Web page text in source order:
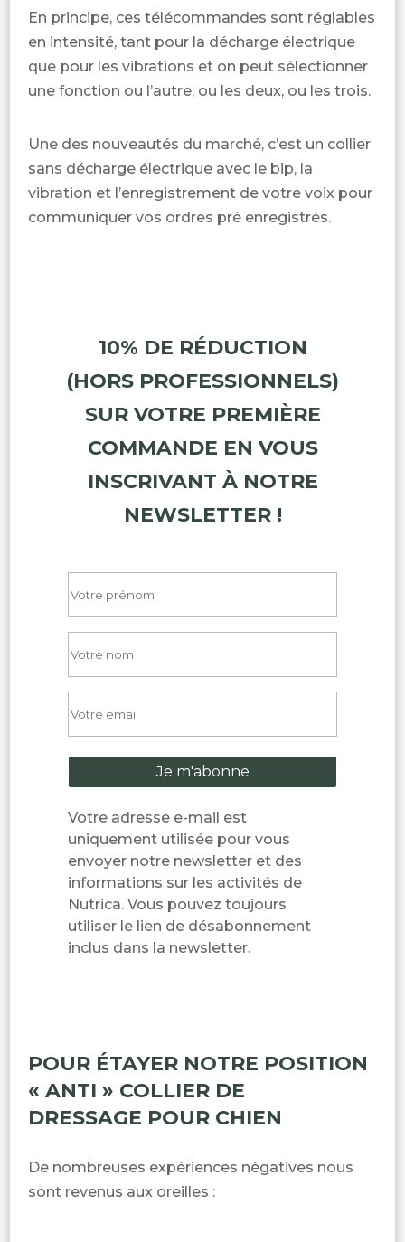
En principe, ces télécommandes sont réglables
en intensité, tant pour la décharge électrique
que pour les vibrations et on peut sélectionner
une fonction ou l’autre, ou les deux, ou les trois.
Une des nouveautés du marché, c’est un collier
sans décharge électrique avec le bip, la
vibration et l’enregistrement de votre voix pour
communiquer vos ordres pré enregistrés.
10% DE RÉDUCTION
(HORS PROFESSIONNELS)
SUR VOTRE PREMIÈRE
COMMANDE EN VOUS
INSCRIVANT À NOTRE
NEWSLETTER !
Votre adresse e-mail est
uniquement utilisée pour vous
envoyer notre newsletter et des
informations sur les activités de
Nutrica. Vous pouvez toujours
utiliser le lien de désabonnement
inclus dans la newsletter.
POUR ÉTAYER NOTRE POSITION
« ANTI » COLLIER DE
DRESSAGE POUR CHIEN
De nombreuses expériences négatives nous
sont revenus aux oreilles :